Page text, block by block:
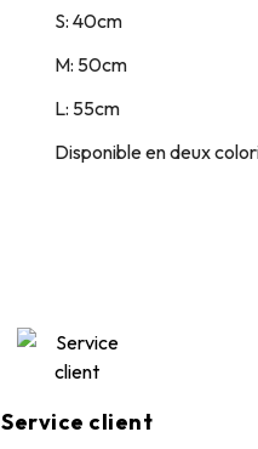
S: 40cm
M: 50cm
L: 55cm
Disponible en deux
Service client